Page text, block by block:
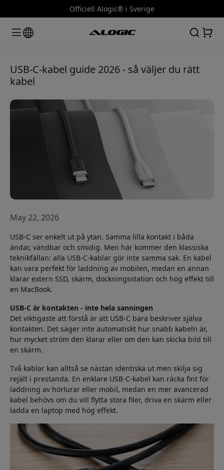
Officiell Alogic® i Sverige
USB-C-kabel guide 2026 - så väljer du rätt
kabel
May 22, 2026
USB-C ser enkelt ut på ytan. Samma lilla kontakt i båda
ändar, vändbar och smidig. Men här kommer den klassiska
teknikfällan: alla USB-C-kablar gör inte samma sak. En kabel
kan vara perfekt för laddning av mobilen, medan en annan
klarar extern SSD, skärm, dockningsstation och hög effekt till
en MacBook.
USB-C är kontakten - inte hela sanningen
Det viktigaste att förstå är att USB-C bara beskriver själva
kontakten. Det säger inte automatiskt hur snabb kabeln är,
hur mycket ström den klarar eller om den kan skicka bild till
en skärm.
Två kablar kan alltså se nästan identiska ut men skilja sig
rejält i prestanda. En enklare USB-C-kabel kan räcka fint för
laddning av hörlurar eller mobil, medan en mer avancerad
kabel behövs om du vill flytta stora filer, driva en skärm eller
ladda en laptop med hög effekt.